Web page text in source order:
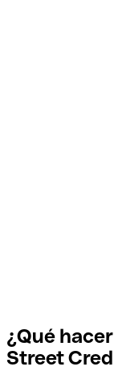
¿Qué
Street